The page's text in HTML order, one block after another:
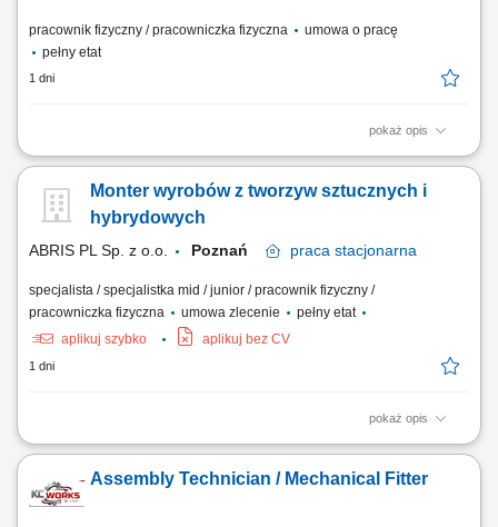
pracownik fizyczny / pracowniczka fizyczna
umowa o pracę
pełny etat
1 dni
pokaż opis
Opis stanowiska Wykonywanie napraw oraz bieżącego serwisu
potrzeby realizowanych budów. Kontrola techniczna oraz ilościowa
elementów wracających z placów budowy. Dbanie o właściwy stan
Monter wyrobów z tworzyw sztucznych i
hybrydowych
ABRIS PL Sp. z o.o. Poznań praca stacjonarna
specjalista / specjalistka mid / junior / pracownik fizyczny /
pracowniczka fizyczna
umowa zlecenie
pełny etat
aplikuj szybko
aplikuj bez CV
1 dni
pokaż opis
Zakres obowiązków Obróbka elementów kompozytowych zgodnie z
materiałów kompozytowych. Obróbka ścierna powierzchni w celu
uzyskania wymaganej gładkości oraz zachowania tolerancji
Assembly Technician / Mechanical Fitter